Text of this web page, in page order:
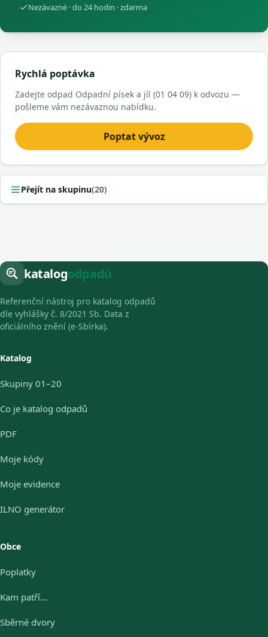
Nezávazné · do 24 hodin · zdarma
Rychlá poptávka
Zadejte odpad Odpadní písek a jíl (01 04 09) k odvozu —
pošleme vám nezávaznou nabídku.
Poptat vývoz
Přejít na skupinu(20)
katalogodpadů
Referenční nástroj pro katalog odpadů
dle vyhlášky č. 8/2021 Sb. Data z
oficiálního znění (e-Sbírka).
Katalog
Skupiny 01–20
Co je katalog odpadů
PDF
Moje kódy
Moje evidence
ILNO generátor
Obce
Poplatky
Kam patří…
Sběrné dvory